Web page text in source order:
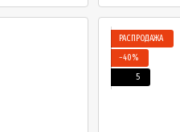
РАСПРОДАЖА
−40%
5